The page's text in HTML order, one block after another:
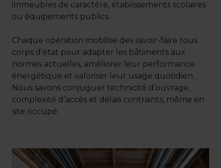
immeubles de caractère, établissements scolaires
ou équipements publics.
Chaque opération mobilise des savoir-faire tous
corps d’état pour adapter les bâtiments aux
normes actuelles, améliorer leur performance
énergétique et valoriser leur usage quotidien.
Nous savons conjuguer technicité d’ouvrage,
complexité d’accès et délais contraints, même en
site occupé.